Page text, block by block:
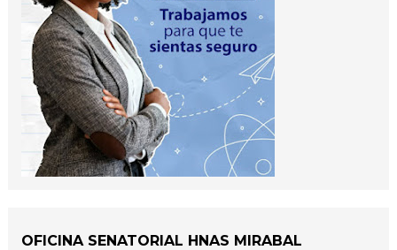
OFICINA SENATORIAL HNAS MIRABAL